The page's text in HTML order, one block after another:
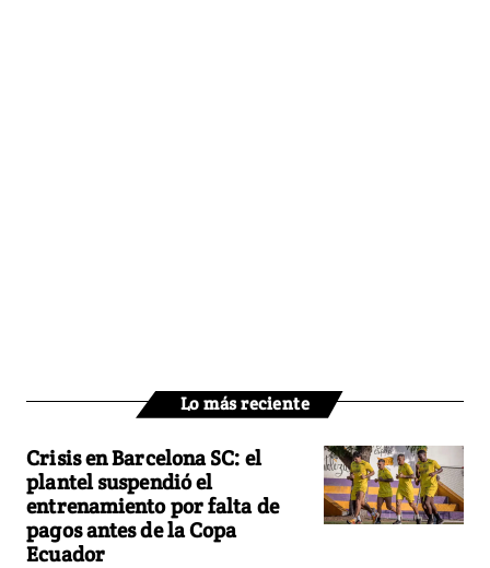
Lo más reciente
Crisis en Barcelona SC: el
plantel suspendió el
entrenamiento por falta de
pagos antes de la Copa
Ecuador